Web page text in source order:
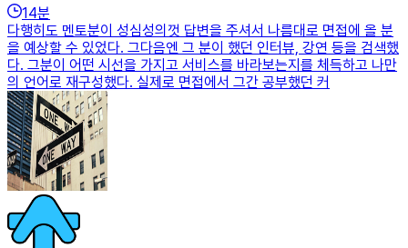
14분
다행히도 멘토분이 성심성의껏 답변을 주셔서 나름대로 면접에 올 분
을 예상할 수 있었다. 그다음엔 그 분이 했던 인터뷰, 강연 등을 검색했
다. 그분이 어떤 시선을 가지고 서비스를 바라보는지를 체득하고 나만
의 언어로 재구성했다. 실제로 면접에서 그간 공부했던 커